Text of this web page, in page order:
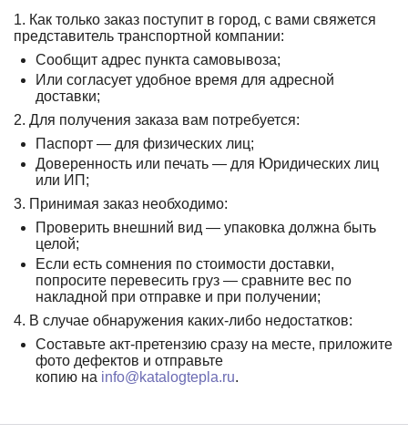
1. Как только заказ поступит в город, с вами свяжется
представитель транспортной компании:
Сообщит адрес пункта самовывоза;
Или согласует удобное время для адресной
доставки;
2. Для получения заказа вам потребуется:
Паспорт — для физических лиц;
Доверенность или печать — для Юридических лиц
или ИП;
3. Принимая заказ необходимо:
Проверить внешний вид — упаковка должна быть
целой;
Если есть сомнения по стоимости доставки,
попросите перевесить груз — сравните вес по
накладной при отправке и при получении;
4. В случае обнаружения каких-либо недостатков:
Составьте акт-претензию сразу на месте, приложите
фото дефектов и отправьте
копию на info@katalogtepla.ru.